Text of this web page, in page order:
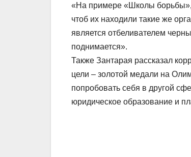
«На примере «Школы борьбы»,
чтоб их находили такие же
является отбеливателем
поднимается».
Также Зантарая рассказал
цели – золотой медали на
попробовать себя в другой
юридическое образование и